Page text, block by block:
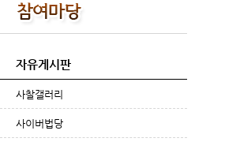
자유게시판
사찰갤러리
사이버법당